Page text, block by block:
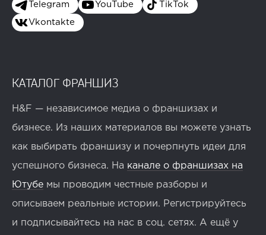
Telegram YouTube TikTok
Vkontakte
КАТАЛОГ ФРАНШИЗ
H&F — независимое медиа о франшизах и
бизнесе. Из наших материалов вы можете узнать
как выбирать франшизу и почерпнуть идеи для
успешного бизнеса. На канале о франшизах на
Ютубе мы проводим честные разборы и
описываем реальные истории. Регистрируйтесь
и подписывайтесь на нас в соц. сетях. А ещё у